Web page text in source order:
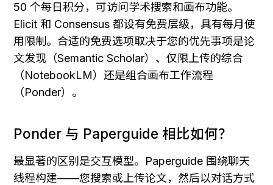
50 个每日积分，可访问学术搜索和画布功能。
Elicit 和 Consensus 都设有免费层级，具有每月使
用限制。合适的免费选项取决于您的优先事项是论
文发现（Semantic Scholar）、仅限上传的综合
（NotebookLM）还是组合画布工作流程
（Ponder）。
Ponder 与 Paperguide 相比如何？
最显著的区别是交互模型。Paperguide 围绕聊天
线程构建——您搜索或上传论文，然后以对话方式